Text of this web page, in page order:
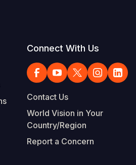
Connect With Us
Contact Us
World Vision in Your
Country/Region
Report a Concern